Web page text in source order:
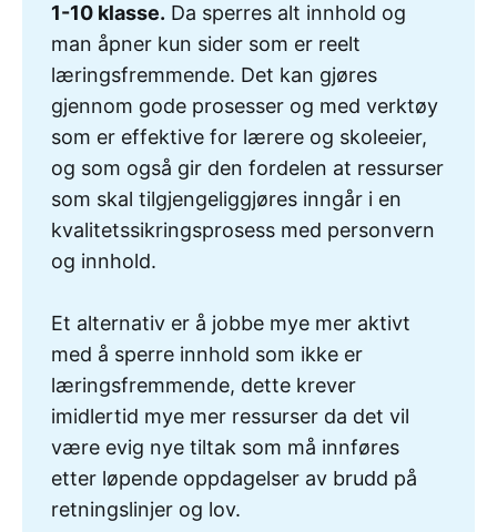
1-10 klasse. Da sperres alt innhold og
man åpner kun sider som er reelt
læringsfremmende. Det kan gjøres
gjennom gode prosesser og med verktøy
som er effektive for lærere og skoleeier,
og som også gir den fordelen at ressurser
som skal tilgjengeliggjøres inngår i en
kvalitetssikringsprosess med personvern
og innhold.
Et alternativ er å jobbe mye mer aktivt
med å sperre innhold som ikke er
læringsfremmende, dette krever
imidlertid mye mer ressurser da det vil
være evig nye tiltak som må innføres
etter løpende oppdagelser av brudd på
retningslinjer og lov.